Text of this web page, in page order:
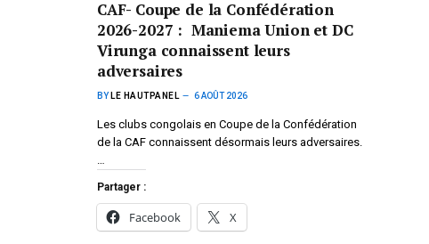
CAF- Coupe de la Confédération
2026-2027 : Maniema Union et DC
Virunga connaissent leurs
adversaires
BY LE HAUTPANEL 6 AOÛT 2026
Les clubs congolais en Coupe de la Confédération
de la CAF connaissent désormais leurs adversaires.
…
Partager :
Facebook X